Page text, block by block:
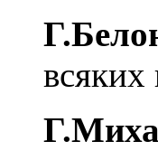
всяких